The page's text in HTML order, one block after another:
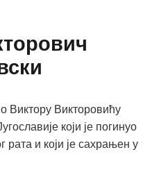
Виктору Викторовићу
који је погинуо
рата и који је сахрањен у